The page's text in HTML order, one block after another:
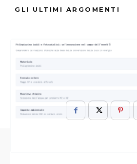
basi forti mescolati.
ARGOMENTI :
Molarità
GLI ULTIMI ARGOMENTI